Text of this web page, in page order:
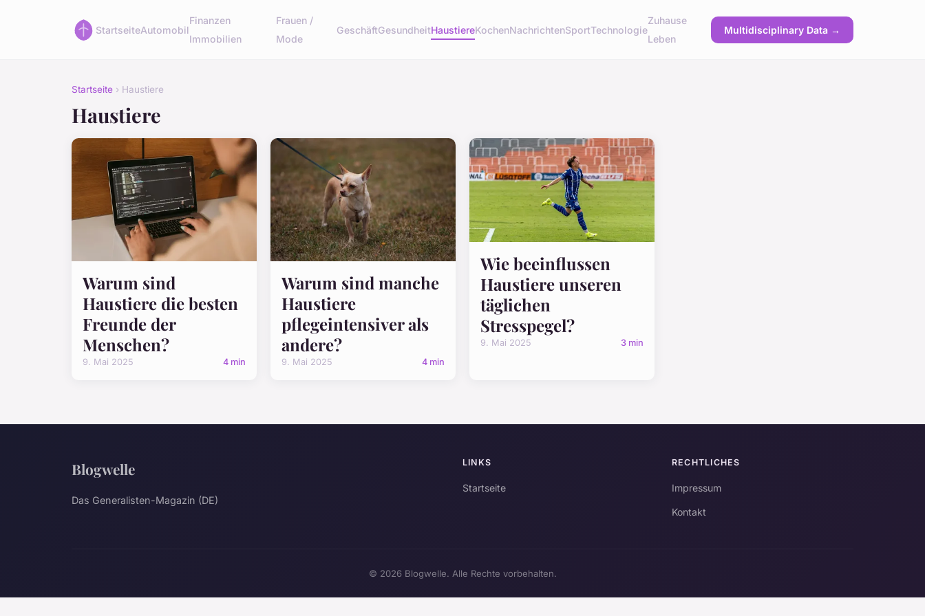
StartseiteAutomobil
Finanzen
Immobilien
Frauen /
Mode
GeschäftGesundheitHaustiereKochenNachrichtenSportTechnologie
Zuhause
Leben
Multidisciplinary Data →
Startseite › Haustiere
Haustiere
Warum sind
Haustiere die besten
Freunde der
Menschen?
9. Mai 2025 4 min
Warum sind manche
Haustiere
pflegeintensiver als
andere?
9. Mai 2025 4 min
Wie beeinflussen
Haustiere unseren
täglichen
Stresspegel?
9. Mai 2025 3 min
Blogwelle
Das Generalisten-Magazin (DE)
LINKS
Startseite
RECHTLICHES
Impressum
Kontakt
© 2026 Blogwelle. Alle Rechte vorbehalten.